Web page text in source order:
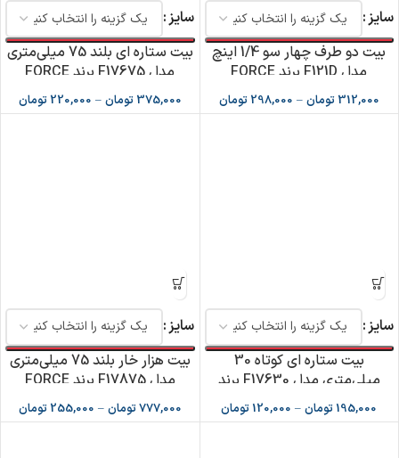
سایز
بیت دو طرف چهار سو 1/4 اینچ
مدل F121D برند FORCE
312,000 تومان –
298,000 تومان
سایز
بیت ستاره ای بلند 75 میلی‌متری
مدل F17675 برند FORCE
375,000 تومان –
220,000 تومان
سایز
بیت ستاره ای کوتاه 30
میلی‌متری مدل F17630 برند
FORCE
195,000 تومان –
120,000 تومان
سایز
بیت هزار خار بلند 75 میلی‌متری
مدل F17875 برند FORCE
777,000تومان –
255,000 تومان